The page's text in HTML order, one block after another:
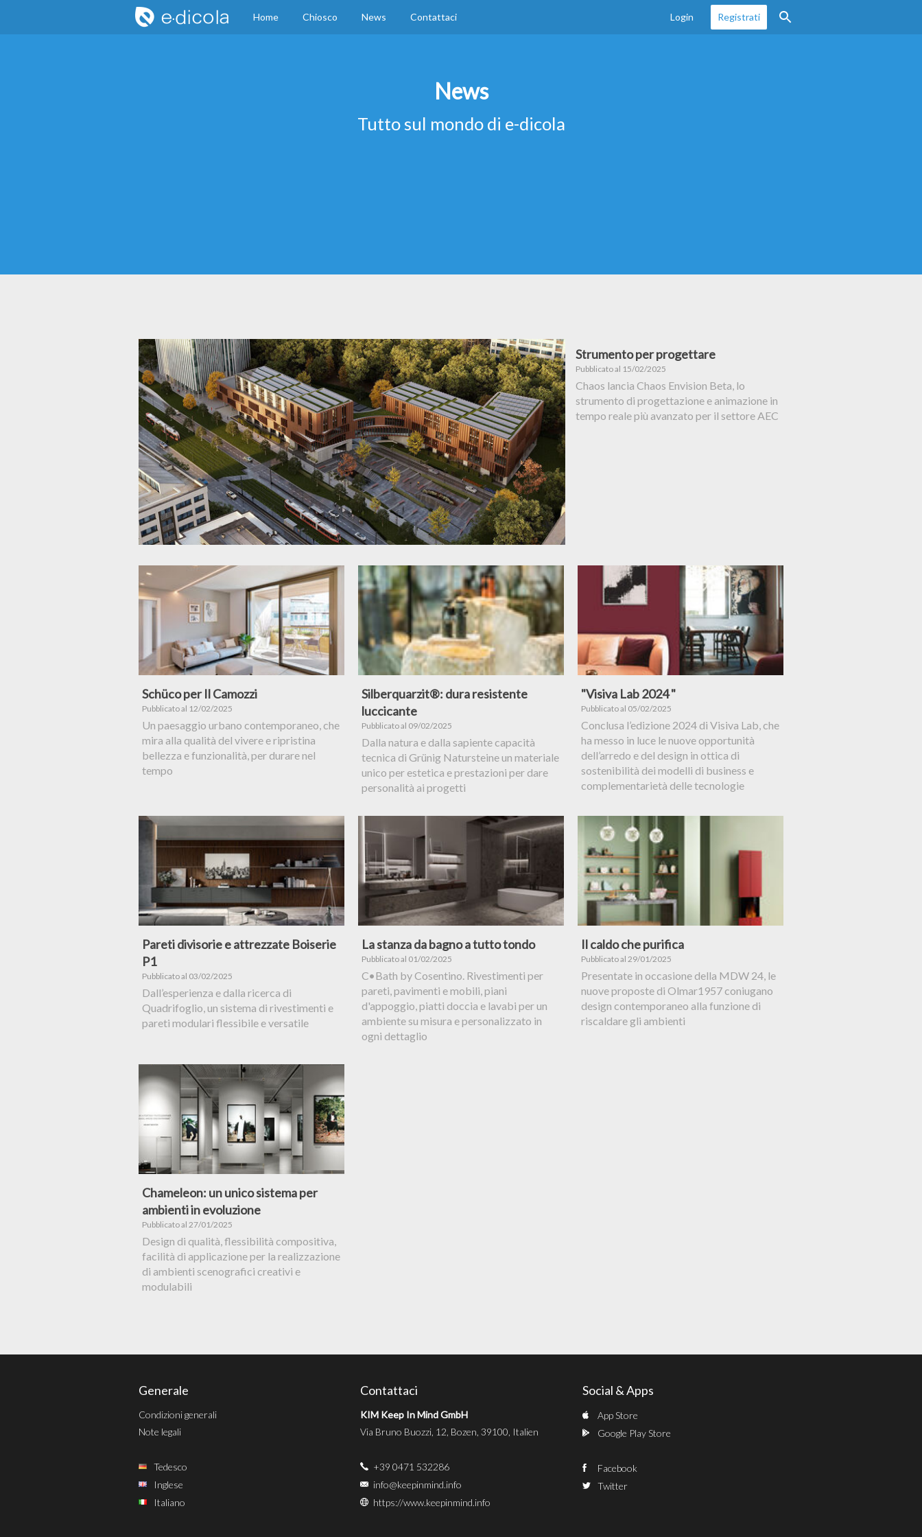
Home Chiosco News Contattaci Login Registrati
News
Tutto sul mondo di e-dicola
Strumento per progettare
Pubblicato al 15/02/2025
Chaos lancia Chaos Envision Beta, lo
strumento di progettazione e animazione in
tempo reale più avanzato per il settore AEC
Schüco per Il Camozzi
Pubblicato al 12/02/2025
Un paesaggio urbano contemporaneo, che
mira alla qualità del vivere e ripristina
bellezza e funzionalità, per durare nel
tempo
Silberquarzit®: dura resistente
luccicante
Pubblicato al 09/02/2025
Dalla natura e dalla sapiente capacità
tecnica di Grünig Natursteine un materiale
unico per estetica e prestazioni per dare
personalità ai progetti
"Visiva Lab 2024 "
Pubblicato al 05/02/2025
Conclusa l’edizione 2024 di Visiva Lab, che
ha messo in luce le nuove opportunità
dell’arredo e del design in ottica di
sostenibilità dei modelli di business e
complementarietà delle tecnologie
Pareti divisorie e attrezzate Boiserie
P1
Pubblicato al 03/02/2025
Dall’esperienza e dalla ricerca di
Quadrifoglio, un sistema di rivestimenti e
pareti modulari flessibile e versatile
La stanza da bagno a tutto tondo
Pubblicato al 01/02/2025
C•Bath by Cosentino. Rivestimenti per
pareti, pavimenti e mobili, piani
d'appoggio, piatti doccia e lavabi per un
ambiente su misura e personalizzato in
ogni dettaglio
Il caldo che purifica
Pubblicato al 29/01/2025
Presentate in occasione della MDW 24, le
nuove proposte di Olmar1957 coniugano
design contemporaneo alla funzione di
riscaldare gli ambienti
Chameleon: un unico sistema per
ambienti in evoluzione
Pubblicato al 27/01/2025
Design di qualità, flessibilità compositiva,
facilità di applicazione per la realizzazione
di ambienti scenografici creativi e
modulabili
Generale
Condizioni generali
Note legali
Tedesco
Inglese
Italiano
Contattaci
KIM Keep In Mind GmbH
Via Bruno Buozzi, 12, Bozen, 39100, Italien
+39 0471 532286
info@keepinmind.info
https://www.keepinmind.info
Social & Apps
App Store
Google Play Store
Facebook
Twitter